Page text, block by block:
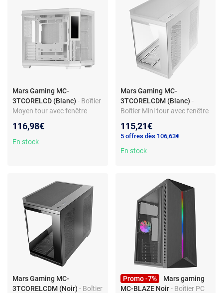
Mars Gaming MC-
3TCORELCD (Blanc) - Boîtier
Moyen tour avec fenêtre
trempé - écran LCD intégré
116,98€
En stock
Mars Gaming MC-
3TCORELCDM (Blanc) -
Boîtier Mini tour avec fenêtre
trempé - écran LCD intégré
115,21€
5 offres dès 106,63€
En stock
Mars Gaming MC-
3TCORELCDM (Noir) - Boîtier
Promo -7%
Mars gaming
MC-BLAZE Noir - Boîtier PC